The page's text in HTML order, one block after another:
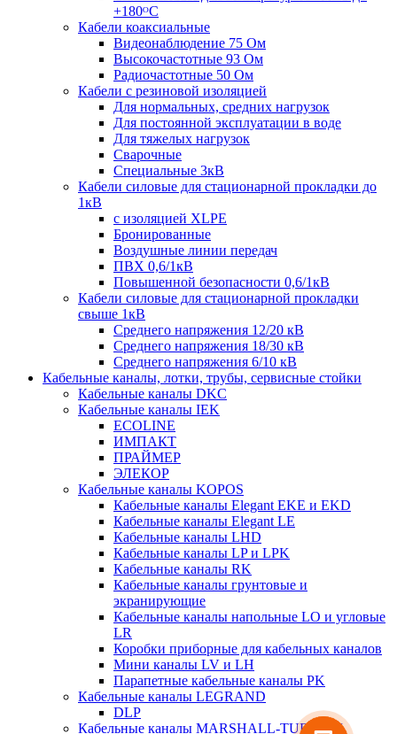
+180ᴼС
Кабели коаксиальные
Видеонаблюдение 75 Ом
Высокочастотные 93 Ом
Радиочастотные 50 Ом
Кабели с резиновой изоляцией
Для нормальных, средних нагрузок
Для постоянной эксплуатации в воде
Для тяжелых нагрузок
Сварочные
Специальные 3кВ
Кабели силовые для стационарной прокладки до
1кВ
c изоляцией XLPE
Бронированные
Воздушные линии передач
ПВХ 0,6/1кВ
Повышенной безопасности 0,6/1кВ
Кабели силовые для стационарной прокладки
свыше 1кВ
Среднего напряжения 12/20 кВ
Среднего напряжения 18/30 кВ
Среднего напряжения 6/10 кВ
Кабельные каналы, лотки, трубы, сервисные стойки
Кабельные каналы DKC
Кабельные каналы IEK
ECOLINE
ИМПАКТ
ПРАЙМЕР
ЭЛЕКОР
Кабельные каналы KOPOS
Кабельные каналы Elegant EKE и EKD
Кабельные каналы Elegant LE
Кабельные каналы LHD
Кабельные каналы LP и LPK
Кабельные каналы RK
Кабельные каналы грунтовые и
экранирующие
Кабельные каналы напольные LO и угловые
LR
Коробки приборные для кабельных каналов
Мини каналы LV и LH
Парапетные кабельные каналы PK
Кабельные каналы LEGRAND
DLP
Кабельные каналы MARSHALL-TUFFLEX